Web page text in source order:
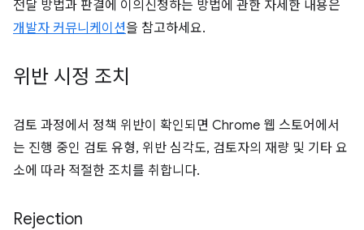
전달 방법과 판결에 이의신청하는 방법에 관한 자세한 내용은
개발자 커뮤니케이션을 참고하세요.
위반 시정 조치
검토 과정에서 정책 위반이 확인되면 Chrome 웹 스토어에서
는 진행 중인 검토 유형, 위반 심각도, 검토자의 재량 및 기타 요
소에 따라 적절한 조치를 취합니다.
Rejection